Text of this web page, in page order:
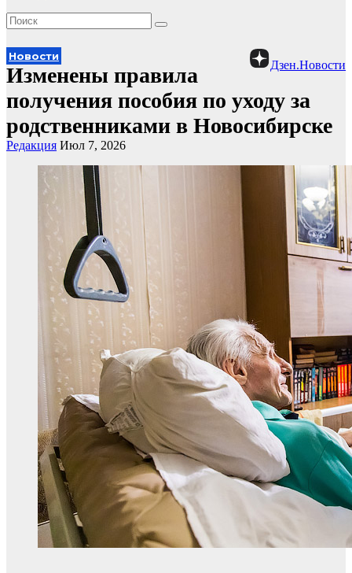
Дзен.Новости
Новости
Изменены правила
получения пособия по уходу за
родственниками в Новосибирске
Редакция Июл 7, 2026